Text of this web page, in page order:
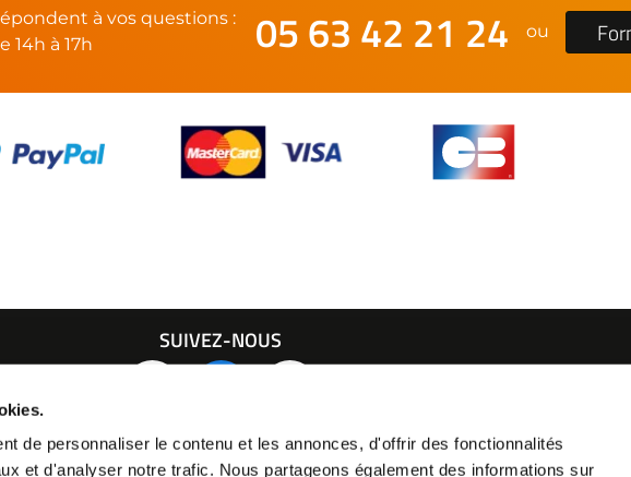
de personnaliser le contenu et les annonces, d'offrir des fonctionnalités
et d'analyser notre trafic. Nous partageons également des informations sur
à vos questions :
14h à 17h
05 63 42 21 24 ou
24
SUIVEZ-NOUS